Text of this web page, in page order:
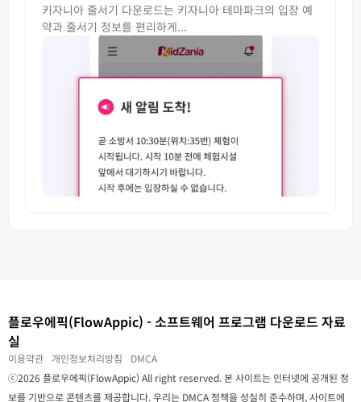
키자니아 줄서기 다운로드는 키자니아 테마파크의 입장 예
약과 줄서기 정보를 편리하게...
플로우에픽(FlowAppic) - 소프트웨어 프로그램 다운로드 자료
실
이용약관 개인정보처리방침
DMCA
ⓒ2026 플로우에픽(FlowAppic) All right reserved. 본 사이트는 인터넷에 공개된 정
보를 기반으로 콘텐츠를 제공합니다. 우리는 DMCA 정책을 성실히 준수하며, 사이트에